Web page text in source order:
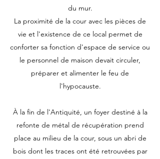
du mur.
La proximité de la cour avec les pièces de
vie et l'existence de ce local permet de
conforter sa fonction d'espace de service ou
le personnel de maison devait circuler,
préparer et alimenter le feu de
l'hypocauste.
À la fin de l'Antiquité, un foyer destiné à la
refonte de métal de récupération prend
place au milieu de la cour, sous un abri de
bois dont les traces ont été retrouvées par